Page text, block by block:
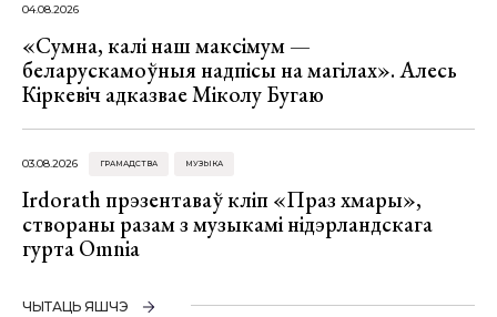
04.08.2026
«Сумна, калі наш максімум —
беларускамоўныя надпісы на магілах». Алесь
Кіркевіч адказвае Міколу Бугаю
03.08.2026 ГРАМАДСТВА МУЗЫКА
Irdorath прэзентаваў кліп «Праз хмары»,
створаны разам з музыкамі нідэрландскага
гурта Omnia
ЧЫТАЦЬ ЯШЧЭ